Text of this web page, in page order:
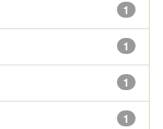
1
1
1
1